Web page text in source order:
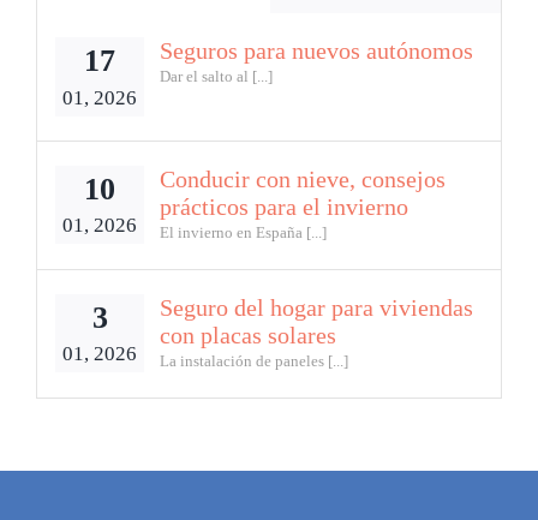
17
01, 2026
Seguros para nuevos autónomos
Dar el salto al [...]
10
01, 2026
Conducir con nieve, consejos
prácticos para el invierno
El invierno en España [...]
3
01, 2026
Seguro del hogar para viviendas
con placas solares
La instalación de paneles [...]